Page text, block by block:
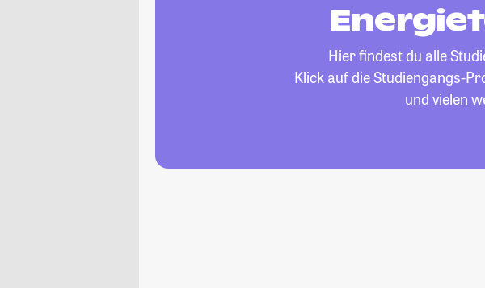
Hier findest du alle
Klick auf die Studiengangs-
und vielen